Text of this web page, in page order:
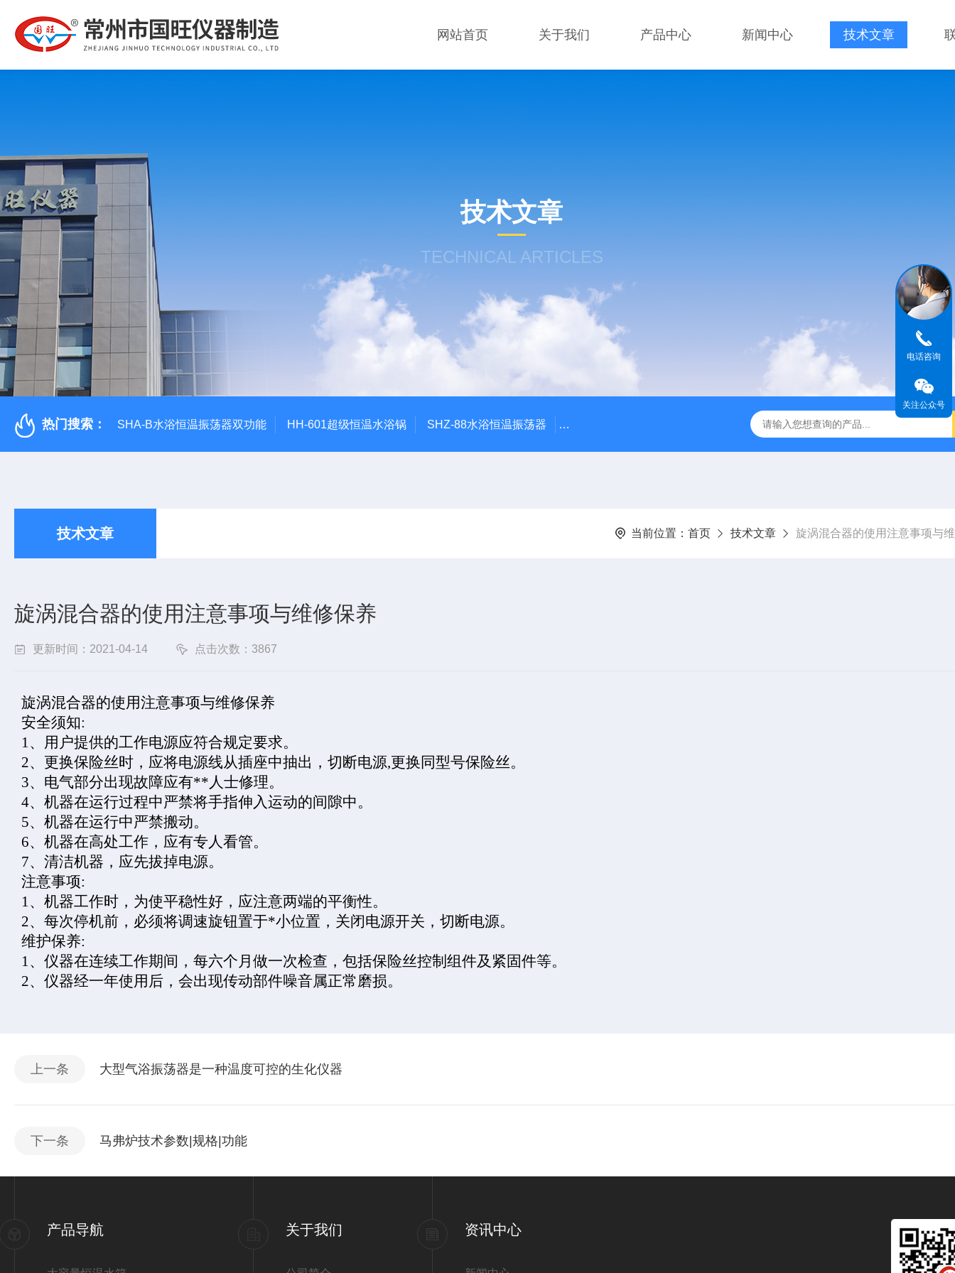
网站首页 关于我们 产品中心 新闻中心 技术文章
技术文章
TECHNICAL ARTICLES
热门搜索： SHA-B水浴恒温振荡器双功能 HH-601超级恒温水浴锅 SHZ-88水浴恒温振荡器 HZQ-2水浴全温振荡器 THZ-82A气浴恒温振荡器价格
技术文章 当前位置： 首页 技术文章 旋涡混合器的使用注意事项与
旋涡混合器的使用注意事项与维修保养
更新时间：2021-04-14 点击次数：3867
旋涡混合器的使用注意事项与维修保养
安全须知:
1、用户提供的工作电源应符合规定要求。
2、更换保险丝时，应将电源线从插座中抽出，切断电源,更换同型号保险丝。
3、电气部分出现故障应有**人士修理。
4、机器在运行过程中严禁将手指伸入运动的间隙中。
5、机器在运行中严禁搬动。
6、机器在高处工作，应有专人看管。
7、清洁机器，应先拔掉电源。
注意事项:
1、机器工作时，为使平稳性好，应注意两端的平衡性。
2、每次停机前，必须将调速旋钮置于*小位置，关闭电源开关，切断电源。
维护保养:
1、仪器在连续工作期间，每六个月做一次检查，包括保险丝控制组件及紧固件等。
2、仪器经一年使用后，会出现传动部件噪音属正常磨损。
上一条 大型气浴振荡器是一种温度可控的生化仪器
下一条 马弗炉技术参数|规格|功能
产品导航 关于我们 资讯中心
电话咨询
关注公众号